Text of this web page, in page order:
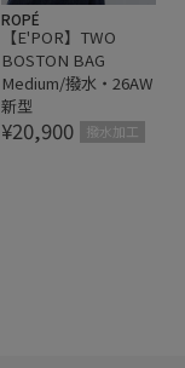
ROPÉ
【E'POR】TWO
BOSTON BAG
Medium/撥水・26AW
新型
¥20,900 撥水加工